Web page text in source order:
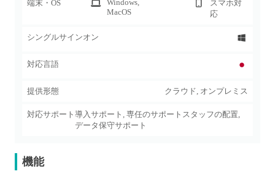
端末・OS Windows,
MacOS
スマホ対
応
シングルサインオン
対応言語
提供形態 クラウド, オンプレミス
対応サポート 導入サポート, 専任のサポートスタッフの配置,
データ保守サポート
機能